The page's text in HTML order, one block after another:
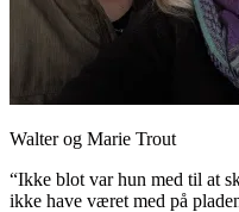
Walter og Marie Trout
“Ikke blot var hun med til at
ikke have været med på